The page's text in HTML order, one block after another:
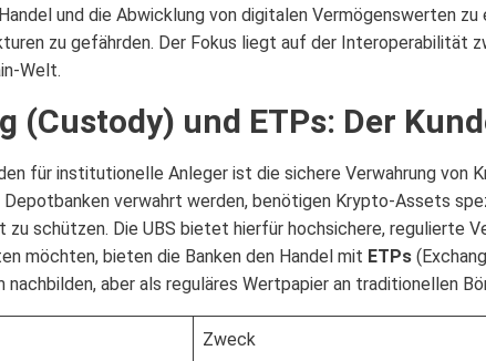
und die Abwicklung von digitalen Vermögenswerten
zu gefährden. Der Fokus liegt auf der Interoperabilität
Welt.
(Custody) und ETPs: Der
für institutionelle Anleger ist die sichere Verwahrung
Depotbanken verwahrt werden, benötigen Krypto-Assets
zu schützen. Die UBS bietet hierfür hochsichere, regulierte
möchten, bieten die Banken den Handel mit ETPs
nachbilden, aber als reguläres Wertpapier an traditionellen
Zweck